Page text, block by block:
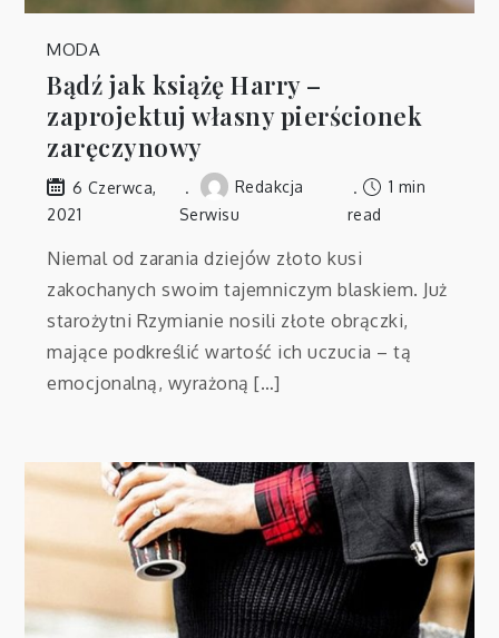
MODA
Bądź jak książę Harry –
zaprojektuj własny pierścionek
zaręczynowy
6 Czerwca,
2021
Redakcja
Serwisu
1 min
read
Niemal od zarania dziejów złoto kusi
zakochanych swoim tajemniczym blaskiem. Już
starożytni Rzymianie nosili złote obrączki,
mające podkreślić wartość ich uczucia – tą
emocjonalną, wyrażoną […]